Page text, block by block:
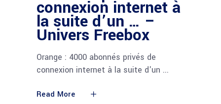
connexion internet à
la suite d’un … –
Univers Freebox
Orange : 4000 abonnés privés de
connexion internet à la suite d'un
Read More